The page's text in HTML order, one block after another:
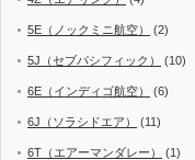
5E（ノックミニ航空） (2)
5J（セブパシフィック） (10)
6E（インディゴ航空） (6)
6J（ソラシドエア） (11)
6T（エアーマンダレー） (1)